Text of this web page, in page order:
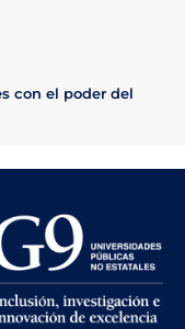
con el poder del